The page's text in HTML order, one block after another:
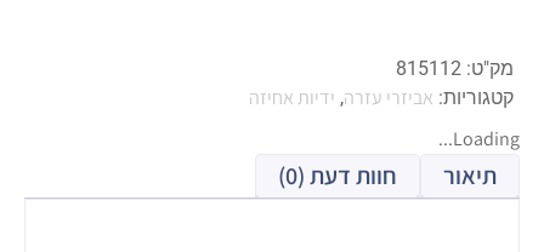
מק"ט: 815112
קטגוריות: אביזרי עזרה, ידיות אחיזה
Loading...
תיאור חוות דעת (0)